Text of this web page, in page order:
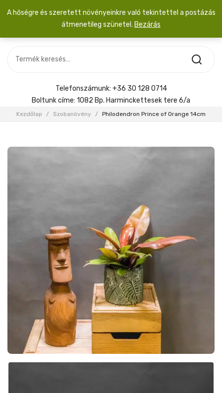
SZOBANÖVÉNY
KIEGÉSZÍTŐK
Menyasszonyi csokor
Telefonszámunk: +36 30 128 0714
Boltunk címe: 1082 Bp. Harminckettesek tere 6/a
Kezdőlap / Szobanövény / Philodendron Prince of Orange 14cm
A hőségre és szeretett növényeinkre való tekintettel a postázás
átmenetileg szünetel. Bezárás